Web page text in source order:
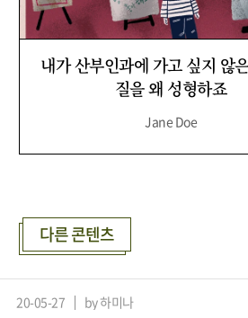
내가 산부인과에 가고 싶지 않
질을 왜 성형하죠
Jane Doe
다른 콘텐츠
20-05-27 by 하미나